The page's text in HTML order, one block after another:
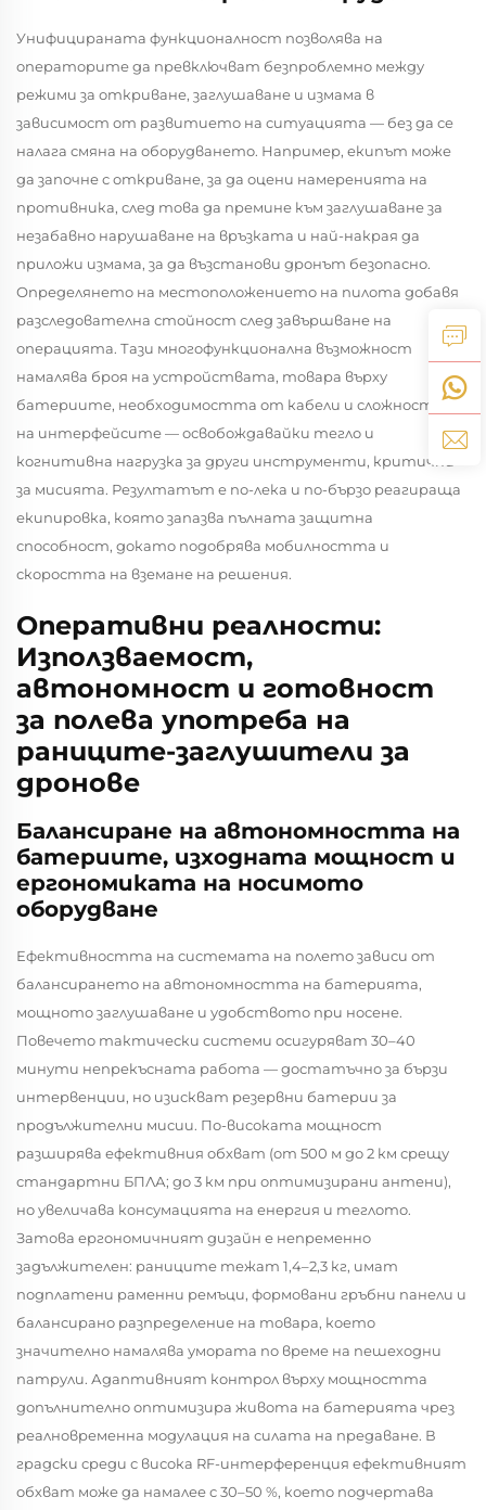
Унифицираната функционалност позволява на
операторите да превключват безпроблемно между
режими за откриване, заглушаване и измама в
зависимост от развитието на ситуацията — без да се
налага смяна на оборудването. Например, екипът може
да започне с откриване, за да оцени намеренията на
противника, след това да премине към заглушаване за
незабавно нарушаване на връзката и най-накрая да
приложи измама, за да възстанови дронът безопасно.
Определянето на местоположението на пилота добавя
разследователна стойност след завършване на
операцията. Тази многофункционална възможност
намалява броя на устройствата, товара върху
батериите, необходимостта от кабели и сложността
на интерфейсите — освобождавайки тегло и
когнитивна нагрузка за други инструменти, критични
за мисията. Резултатът е по-лека и по-бързо реагираща
екипировка, която запазва пълната защитна
способност, докато подобрява мобилността и
скоростта на вземане на решения.
Оперативни реалности:
Използваемост,
автономност и готовност
за полева употреба на
раниците-заглушители за
дронове
Балансиране на автономността на
батериите, изходната мощност и
ергономиката на носимото
оборудване
Ефективността на системата на полето зависи от
балансирането на автономността на батерията,
мощното заглушаване и удобството при носене.
Повечето тактически системи осигуряват 30–40
минути непрекъсната работа — достатъчно за бързи
интервенции, но изискват резервни батерии за
продължителни мисии. По-високата мощност
разширява ефективния обхват (от 500 м до 2 км срещу
стандартни БПЛА; до 3 км при оптимизирани антени),
но увеличава консумацията на енергия и теглото.
Затова ергономичният дизайн е непременно
задължителен: раниците тежат 1,4–2,3 кг, имат
подплатени раменни ремъци, формовани гръбни панели и
балансирано разпределение на товара, което
значително намалява умората по време на пешеходни
патрули. Адаптивният контрол върху мощността
допълнително оптимизира живота на батерията чрез
реалновременна модулация на силата на предаване. В
градски среди с висока RF-интерференция ефективният
обхват може да намалее с 30–50 %, което подчертава